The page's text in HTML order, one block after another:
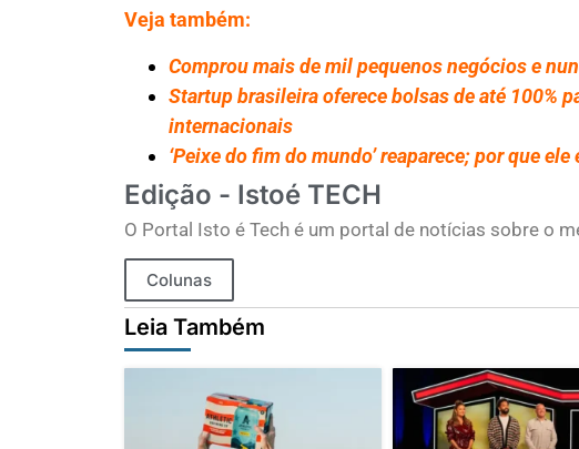
Veja também:
Comprou mais de mil pequenos negócios e
Startup brasileira oferece bolsas de até 100%
internacionais
‘Peixe do fim do mundo’ reaparece; por que
Edição - Istoé TECH
O Portal Isto é Tech é um portal de notícias sobre o
Colunas
Leia Também